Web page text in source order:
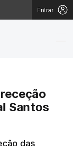
Entrar
Santos
das